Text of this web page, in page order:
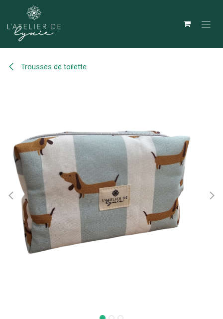
Se rendre au contenu
Trousses de toilette